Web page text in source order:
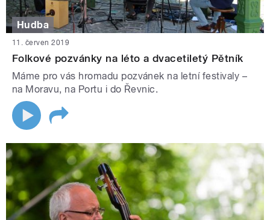
Hudba
11. červen 2019
Folkové pozvánky na léto a dvacetiletý Pětník
Máme pro vás hromadu pozvánek na letní festivaly –
na Moravu, na Portu i do Řevnic.